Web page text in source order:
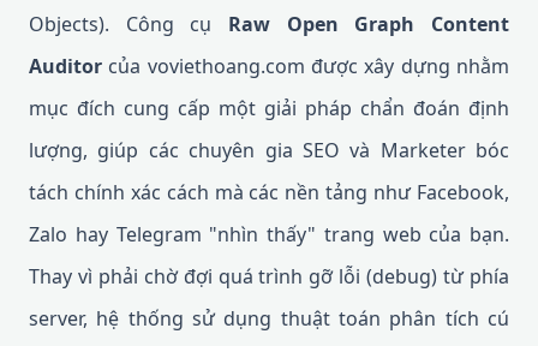
Objects). Công cụ Raw Open Graph Content
Auditor của voviethoang.com được xây dựng nhằm
mục đích cung cấp một giải pháp chẩn đoán định
lượng, giúp các chuyên gia SEO và Marketer bóc
tách chính xác cách mà các nền tảng như Facebook,
Zalo hay Telegram "nhìn thấy" trang web của bạn.
Thay vì phải chờ đợi quá trình gỡ lỗi (debug) từ phía
server, hệ thống sử dụng thuật toán phân tích cú